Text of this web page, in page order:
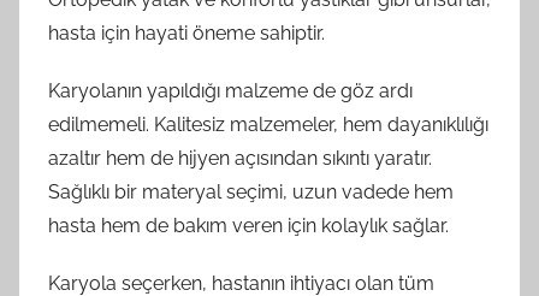
hasta için hayati öneme sahiptir.
Karyolanın yapıldığı malzeme de göz ardı
edilmemeli. Kalitesiz malzemeler, hem dayanıklılığı
azaltır hem de hijyen açısından sıkıntı yaratır.
Sağlıklı bir materyal seçimi, uzun vadede hem
hasta hem de bakım veren için kolaylık sağlar.
Karyola seçerken, hastanın ihtiyacı olan tüm